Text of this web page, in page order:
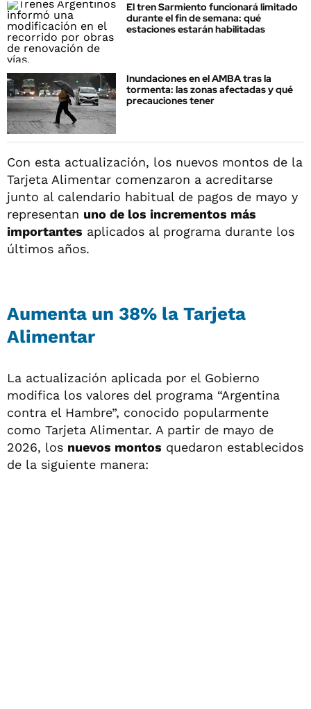
El tren Sarmiento funcionará limitado
durante el fin de semana: qué
estaciones estarán habilitadas
Inundaciones en el AMBA tras la
tormenta: las zonas afectadas y qué
precauciones tener
Con esta actualización, los nuevos montos de la
Tarjeta Alimentar comenzaron a acreditarse
junto al calendario habitual de pagos de mayo y
representan uno de los incrementos más
importantes aplicados al programa durante los
últimos años.
Aumenta un 38% la Tarjeta
Alimentar
La actualización aplicada por el Gobierno
modifica los valores del programa “Argentina
contra el Hambre”, conocido popularmente
como Tarjeta Alimentar. A partir de mayo de
2026, los nuevos montos quedaron establecidos
de la siguiente manera: